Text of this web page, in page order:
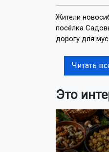
Жители
посёлка
дорогу для
Читать
Это